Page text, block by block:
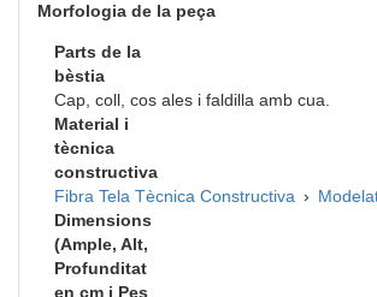
Morfologia de la peça
Parts de la
bèstia
Cap, coll, cos ales i faldilla amb cua.
Material i
tècnica
constructiva
Fibra Tela Tècnica Constructiva ›
Dimensions
(Ample, Alt,
Profunditat
en cm i Pes